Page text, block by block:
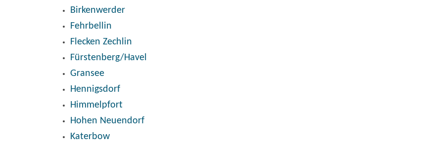
Birkenwerder
Fehrbellin
Flecken Zechlin
Fürstenberg/Havel
Gransee
Hennigsdorf
Himmelpfort
Hohen Neuendorf
Katerbow